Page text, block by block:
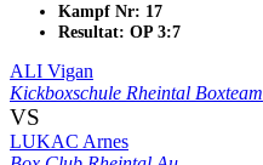
Kampf Nr: 17
Resultat: OP 3:7
ALI Vigan
Kickboxschule Rheintal Boxteam
VS
LUKAC Arnes